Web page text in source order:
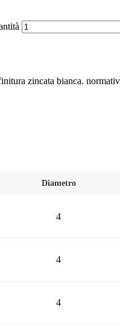
zincata bianca.
Diametro
4
4
4